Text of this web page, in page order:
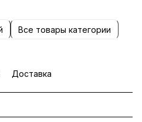
Все товары категории
Доставка